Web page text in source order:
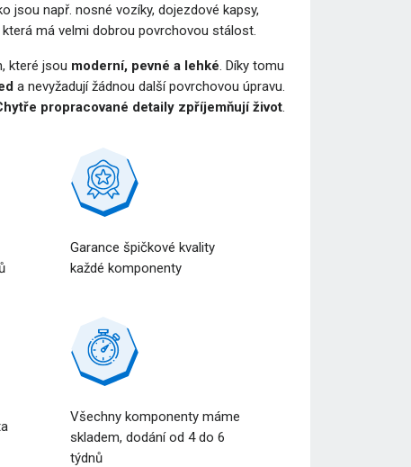
jsou např. nosné vozíky, dojezdové kapsy,
která má velmi dobrou povrchovou stálost.
které jsou moderní, pevné a lehké. Díky tomu
a nevyžadují žádnou další povrchovou úpravu.
propracované detaily zpříjemňují život.
Garance špičkové kvality
každé komponenty
Všechny komponenty máme
skladem, dodání od 4 do 6
týdnů